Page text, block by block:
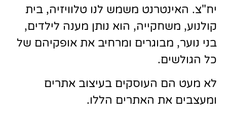
יח"צ. האינטרנט משמש לנו טלוויזיה, בית
קולנוע, משחקייה, הוא נותן מענה לילדים,
בני נוער, מבוגרים ומרחיב את אופקיהם של
כל הגולשים.
לא מעט הם העוסקים בעיצוב אתרים
ומעצבים את האתרים הללו.